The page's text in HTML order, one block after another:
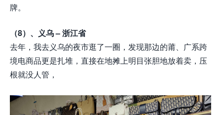
牌。
（8）、义乌 – 浙江省
去年，我去义乌的夜市逛了一圈，发现那边的莆、广系跨
境电商品更是扎堆，直接在地摊上明目张胆地放着卖，压
根就没人管，